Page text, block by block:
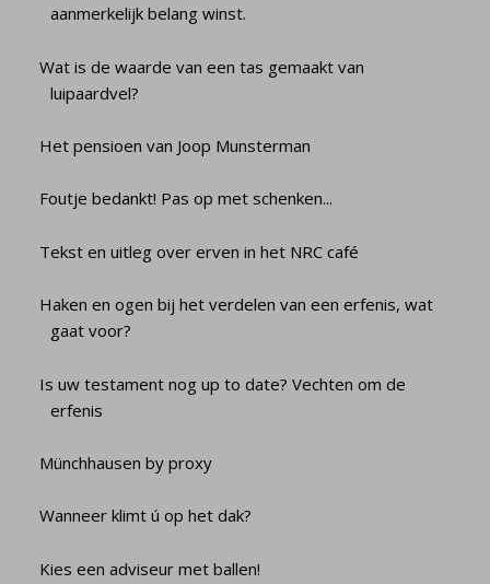
aanmerkelijk belang winst.
Wat is de waarde van een tas gemaakt van
luipaardvel?
Het pensioen van Joop Munsterman
Foutje bedankt! Pas op met schenken...
Tekst en uitleg over erven in het NRC café
Haken en ogen bij het verdelen van een erfenis, wat
gaat voor?
Is uw testament nog up to date? Vechten om de
erfenis
Münchhausen by proxy
Wanneer klimt ú op het dak?
Kies een adviseur met ballen!